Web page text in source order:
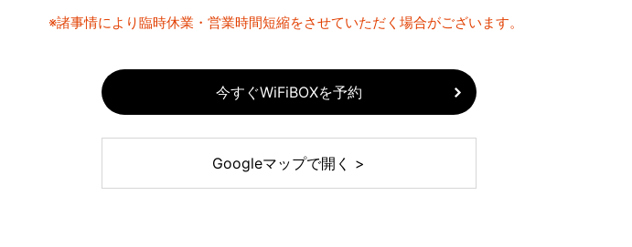
※諸事情により臨時休業・営業時間短縮をさせていただく場合がございます。
今すぐWiFiBOXを予約
Googleマップで開く >